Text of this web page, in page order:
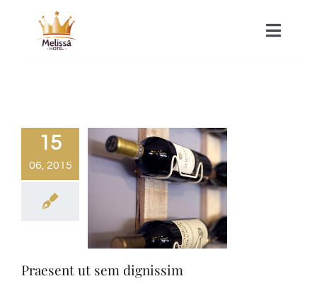
Toggle
ACOMMODATIONS
SPA
15
06, 2015
Praesent ut sem dignissim